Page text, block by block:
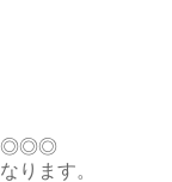
◎◎◎
ります。